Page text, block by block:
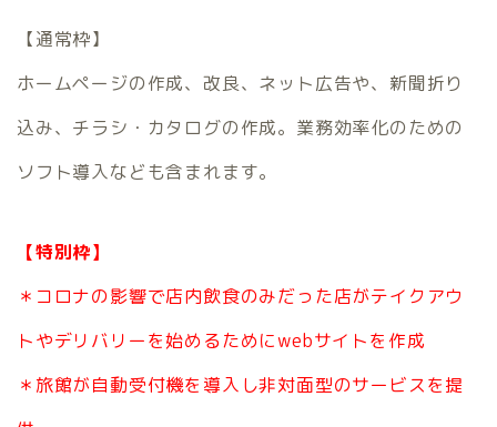
【通常枠】
ホームページの作成、改良、ネット広告や、新聞折り
込み、チラシ・カタログの作成。業務効率化のための
ソフト導入なども含まれます。
【特別枠】
＊コロナの影響で店内飲食のみだった店がテイクアウ
トやデリバリーを始めるためにwebサイトを作成
＊旅館が自動受付機を導入し非対面型のサービスを提